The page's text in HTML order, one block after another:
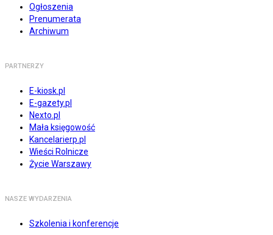
Ogłoszenia
Prenumerata
Archiwum
PARTNERZY
E-kiosk.pl
E-gazety.pl
Nexto.pl
Mała księgowość
Kancelarierp.pl
Wieści Rolnicze
Życie Warszawy
NASZE WYDARZENIA
Szkolenia i konferencje